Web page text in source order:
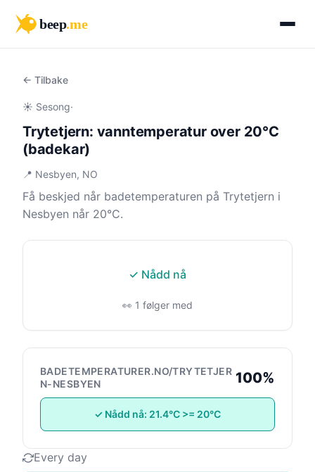
beep.me
← Tilbake
☀️ Sesong·
Trytetjern: vanntemperatur over 20°C
(badekar)
📍 Nesbyen, NO
Få beskjed når badetemperaturen på Trytetjern i
Nesbyen når 20°C.
✓ Nådd nå
👀 1 følger med
BADETEMPERATURER.NO/TRYTETJER
N-NESBYEN
100%
✓ Nådd nå: 21.4°C >= 20°C
Every day